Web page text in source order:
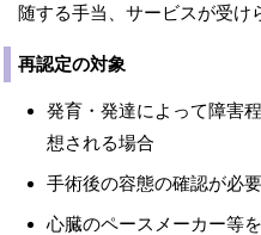
随する手当、サービスが受け
再認定の対象
発育・発達によって障害
想される場合
手術後の容態の確認が必
心臓のペースメーカー等